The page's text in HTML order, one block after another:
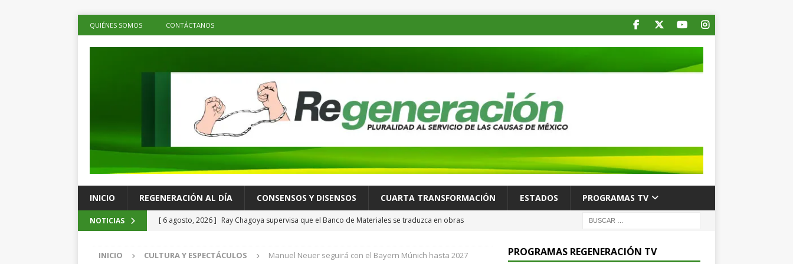
QUIÉNES SOMOS CONTÁCTANOS
INICIO REGENERACIÓN AL DÍA CONSENSOS Y DISENSOS CUARTA TRANSFORMACIÓN ESTADOS PROGRAMAS TV
NOTICIAS [ 6 agosto, 2026 ] Ray Chagoya supervisa que el Banco de Materiales se traduzca en obras
[ 6 agosto, 2026 ] Advierten posible desastre ambiental por derrame de petróleo de buque
INICIO CULTURA Y ESPECTÁCULOS Manuel Neuer seguirá con el Bayern Múnich hasta 2027 PROGRAMAS REGENERACIÓN TV